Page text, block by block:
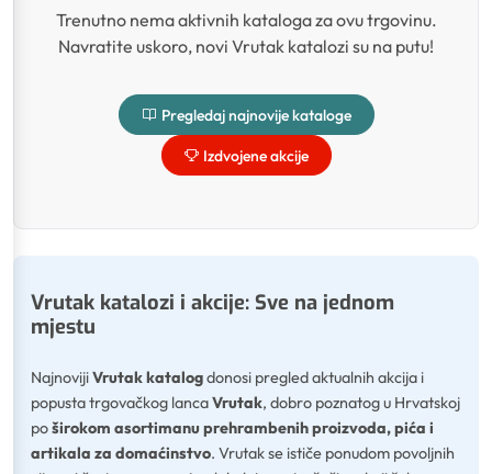
Trenutno nema aktivnih kataloga za ovu trgovinu.
Navratite uskoro, novi Vrutak katalozi su na putu!
Pregledaj najnovije kataloge
Izdvojene akcije
Vrutak katalozi i akcije: Sve na jednom
mjestu
NajnovijiVrutak katalogdonosi pregled aktualnih akcija i
popusta trgovačkog lancaVrutak, dobro poznatog u Hrvatskoj
poširokom asortimanu prehrambenih proizvoda, pića i
artikala za domaćinstvo. Vrutak se ističe ponudom povoljnih